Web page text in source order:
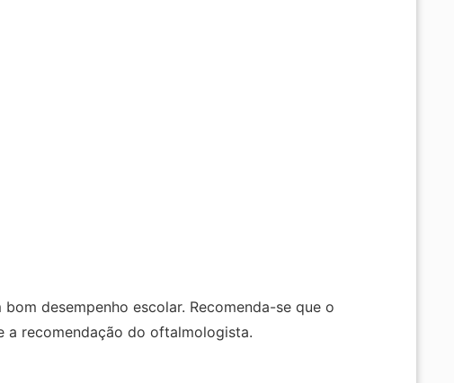
desempenho escolar. Recomenda-se que o
a recomendação do oftalmologista.